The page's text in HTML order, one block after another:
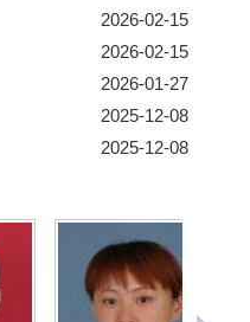
2026-02-15
2026-02-15
2026-01-27
2025-12-08
2025-12-08